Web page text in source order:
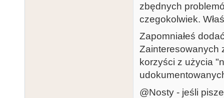
zbędnych
czegokolwiek.
Zapomniałeś
Zainteresowanych
korzyści z użycia
@Nosty - jeśli